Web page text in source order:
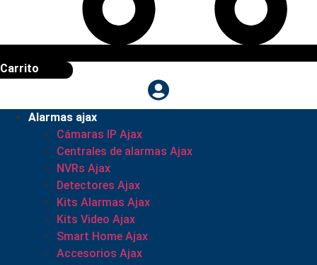
Carrito
Alarmas ajax
Cámaras IP Ajax
Centrales de alarmas Ajax
NVRs Ajax
Detectores Ajax
Kits Alarmas Ajax
Kits Video Ajax
Smart Home Ajax
Accesorios Ajax